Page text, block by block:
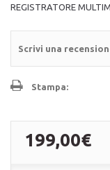
REGISTRATORE
Scrivi una
Stampa:
199,00€